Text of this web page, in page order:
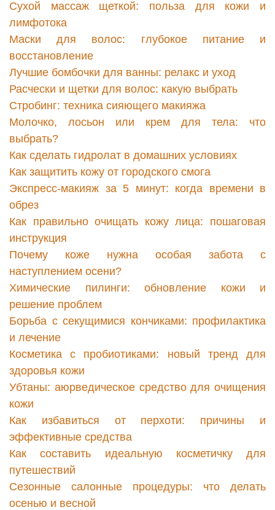
Сухой массаж щеткой: польза для кожи и
лимфотока
Маски для волос: глубокое питание и
восстановление
Лучшие бомбочки для ванны: релакс и уход
Расчески и щетки для волос: какую выбрать
Стробинг: техника сияющего макияжа
Молочко, лосьон или крем для тела: что
выбрать?
Как сделать гидролат в домашних условиях
Как защитить кожу от городского смога
Экспресс-макияж за 5 минут: когда времени в
обрез
Как правильно очищать кожу лица: пошаговая
инструкция
Почему коже нужна особая забота с
наступлением осени?
Химические пилинги: обновление кожи и
решение проблем
Борьба с секущимися кончиками: профилактика
и лечение
Косметика с пробиотиками: новый тренд для
здоровья кожи
Убтаны: аюрведическое средство для очищения
кожи
Как избавиться от перхоти: причины и
эффективные средства
Как составить идеальную косметичку для
путешествий
Сезонные салонные процедуры: что делать
осенью и весной